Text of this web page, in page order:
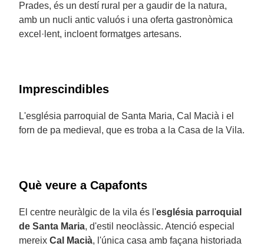
Prades, és un destí rural per a gaudir de la natura,
amb un nucli antic valuós i una oferta gastronòmica
excel·lent, incloent formatges artesans.
Imprescindibles
L'església parroquial de Santa Maria, Cal Macià i el
forn de pa medieval, que es troba a la Casa de la Vila.
Què veure a Capafonts
El centre neuràlgic de la vila és l'església parroquial
de Santa Maria, d'estil neoclàssic. Atenció especial
mereix Cal Macià, l'única casa amb façana historiada